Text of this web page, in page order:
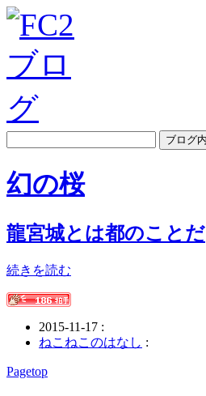
幻の桜
龍宮城とは都のことだ
続きを読む
2015-11-17 :
ねこねこのはなし :
Pagetop